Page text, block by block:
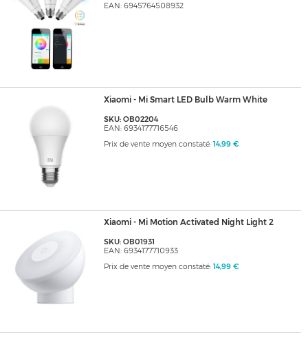
EAN: 6945764508932
Xiaomi - Mi Smart LED Bulb Warm White
SKU: OB02204
EAN: 6934177716546
Prix de vente moyen constaté: 14,99 €
Xiaomi - Mi Motion Activated Night Light 2
SKU: OB01931
EAN: 6934177710933
Prix de vente moyen constaté: 14,99 €